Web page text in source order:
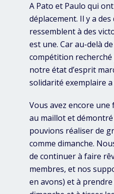
A Pato et Paulo qui
déplacement. Il y a
ressemblent à des
est une. Car au-delà de
compétition recherché
notre état d’esprit
solidarité exemplaire
Vous avez encore
au maillot et
pouvions réaliser de
comme dimanche.
de continuer à faire
membres, et nos
en avons) et à